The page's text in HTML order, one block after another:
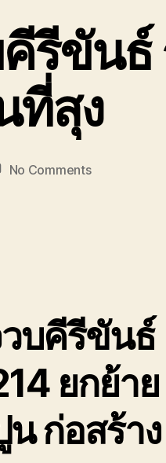
รีขันธ์
ที่สุง
No Commentson
ของ
เทปูน
สุง
วบคีรีขันธ์
ยกย้าย
ก่อสร้าง